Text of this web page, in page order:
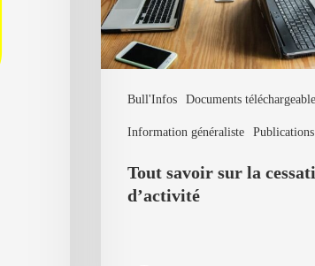
Bull'Infos Documents
Information généraliste Publications
Tout savoir sur la
d’activité